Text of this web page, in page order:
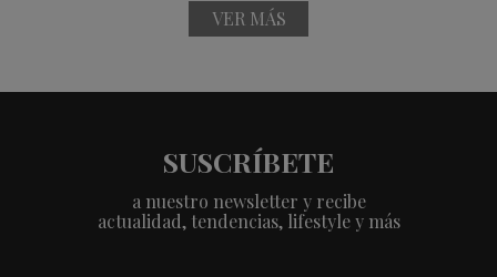
VER MÁS
SUSCRÍBETE
a nuestro newsletter y recibe
actualidad, tendencias, lifestyle y más